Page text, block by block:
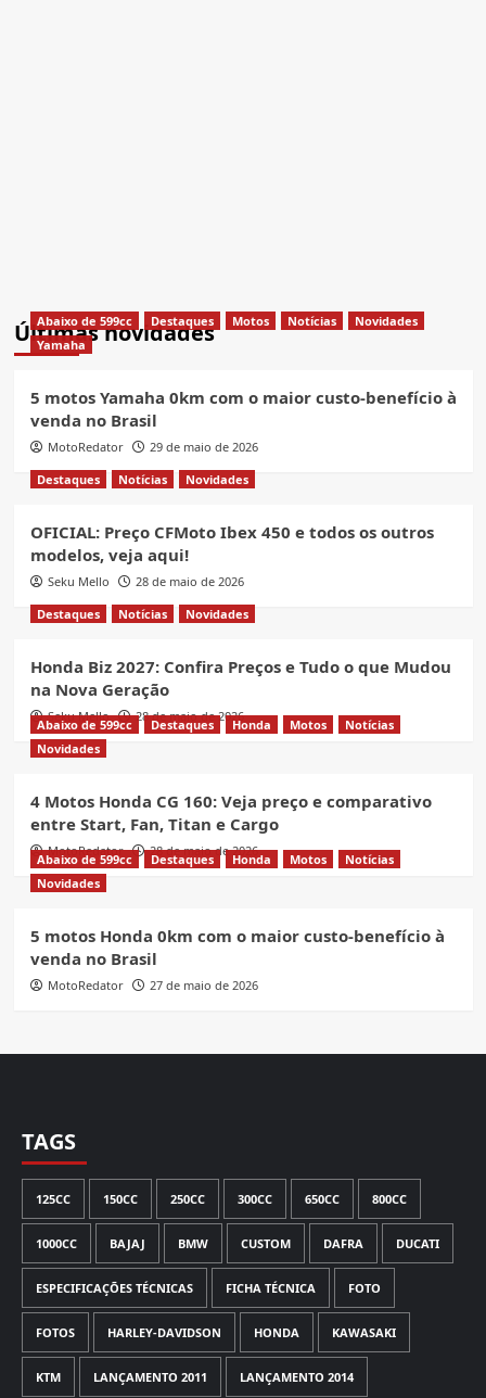
Últimas novidades
Abaixo de 599cc Destaques Motos Notícias
Novidades
Yamaha
5 motos Yamaha 0km com o maior custo-benefício à
venda no Brasil
MotoRedator
29 de maio de 2026
Destaques
Notícias Novidades
OFICIAL: Preço CFMoto Ibex 450 e todos os outros
modelos, veja aqui!
Seku Mello
28 de maio de 2026
Destaques
Notícias Novidades
Honda Biz 2027: Confira Preços e Tudo o que Mudou
na Nova Geração
Seku Mello 28 de maio de 2026
Abaixo de 599cc Destaques Honda Motos
Notícias
Novidades
4 Motos Honda CG 160: Veja preço e comparativo
entre Start, Fan, Titan e Cargo
MotoRedator 28 de maio de 2026
Abaixo de 599cc Destaques Honda Motos
Notícias
Novidades
5 motos Honda 0km com o maior custo-benefício à
venda no Brasil
MotoRedator 27 de maio de 2026
TAGS
125CC 150CC 250CC 300CC 650CC 800CC
1000CC BAJAJ BMW CUSTOM DAFRA DUCATI
ESPECIFICAÇÕES TÉCNICAS FICHA TÉCNICA FOTO
FOTOS HARLEY-DAVIDSON HONDA KAWASAKI
KTM LANÇAMENTO 2011 LANÇAMENTO 2014